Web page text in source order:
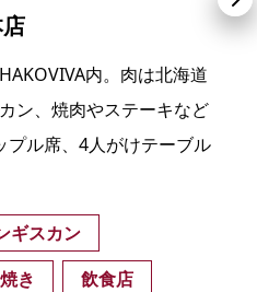
内。肉は北海道
ン、焼肉やステーキなど
プル席、4人がけテーブル
ギスカン
き
飲食店